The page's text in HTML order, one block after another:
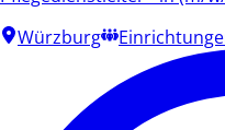
Würzburg